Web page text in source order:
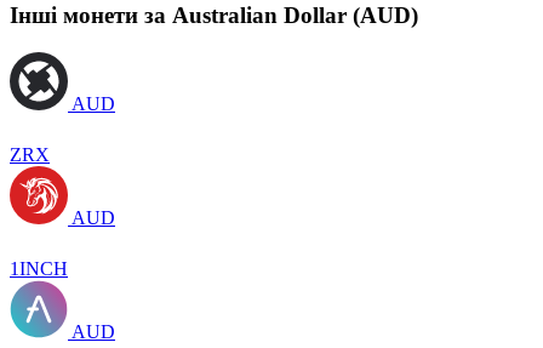
Інші монети за Australian Dollar (AUD)
AUD
ZRX
AUD
1INCH
AUD